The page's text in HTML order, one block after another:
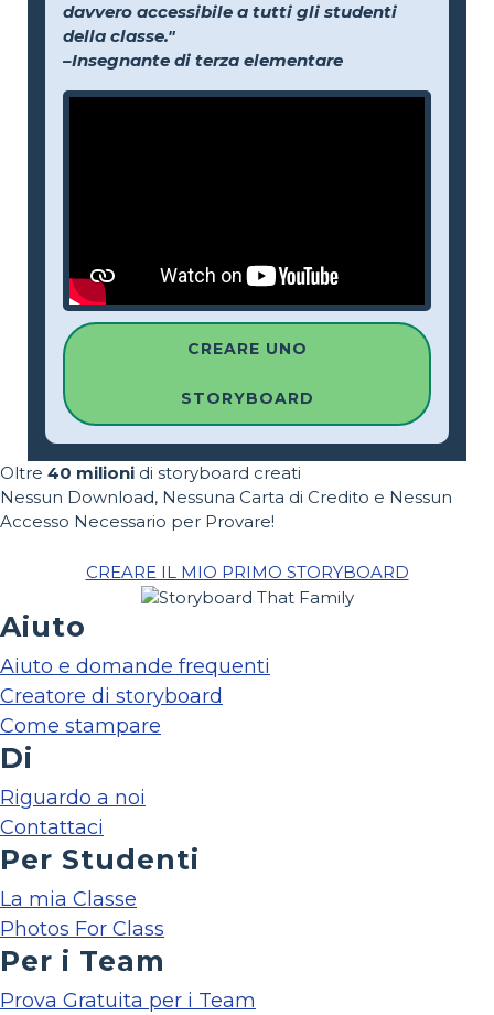
davvero accessibile a tutti gli studenti
della classe."
–Insegnante di terza elementare
CREARE UNO
STORYBOARD
Oltre 40 milioni di storyboard creati
Nessun Download, Nessuna Carta di Credito e Nessun
Accesso Necessario per Provare!
CREARE IL MIO PRIMO STORYBOARD
Aiuto
Aiuto e domande frequenti
Creatore di storyboard
Come stampare
Di
Riguardo a noi
Contattaci
Per Studenti
La mia Classe
Photos For Class
Per i Team
Prova Gratuita per i Team